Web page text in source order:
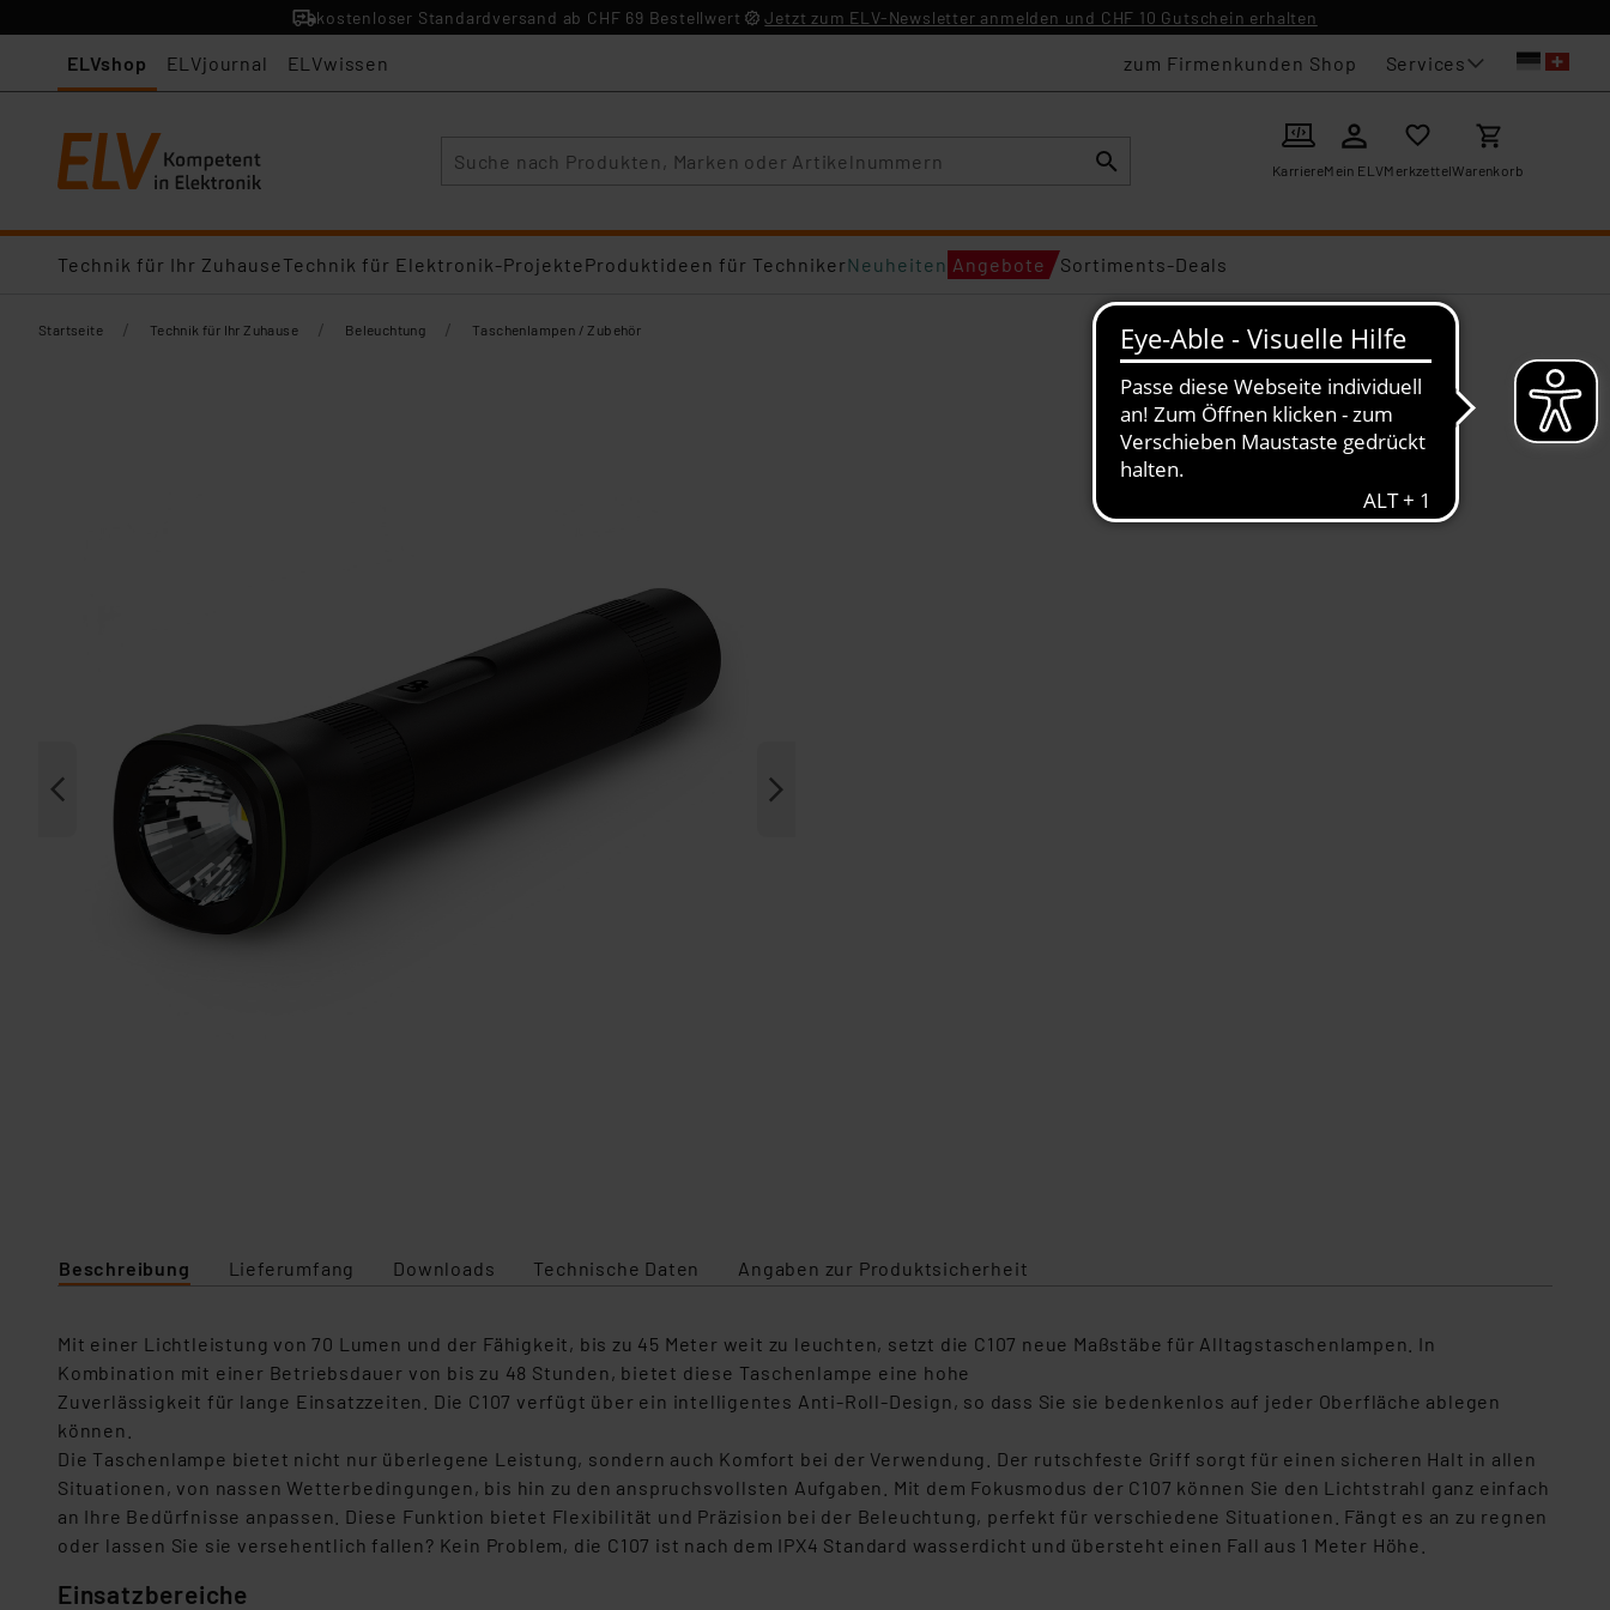
kostenloser Standardversand ab CHF 69 Bestellwert Jetzt zum ELV-Newsletter anmelden und CHF 10 Gutschein erhalten
ELVshop ELVjournal ELVwissen zum Firmenkunden Shop Services
KarriereMein ELVMerkzettelWarenkorb
Technik für Ihr ZuhauseTechnik für Elektronik-ProjekteProduktideen für TechnikerNeuheiten Angebote Sortiments-Deals
Startseite / Technik für Ihr Zuhause / Beleuchtung / Taschenlampen / Zubehör
Beschreibung Lieferumfang Downloads Technische Daten Angaben zur Produktsicherheit
Mit einer Lichtleistung von 70 Lumen und der Fähigkeit, bis zu 45 Meter weit zu leuchten, setzt die C107 neue Maßstäbe für Alltagstaschenlampen. In
Kombination mit einer Betriebsdauer von bis zu 48 Stunden, bietet diese Taschenlampe eine hohe
Zuverlässigkeit für lange Einsatzzeiten. Die C107 verfügt über ein intelligentes Anti-Roll-Design, so dass Sie sie bedenkenlos auf jeder Oberfläche ablegen
können.
Die Taschenlampe bietet nicht nur überlegene Leistung, sondern auch Komfort bei der Verwendung. Der rutschfeste Griff sorgt für einen sicheren Halt in allen
Situationen, von nassen Wetterbedingungen, bis hin zu den anspruchsvollsten Aufgaben. Mit dem Fokusmodus der C107 können Sie den Lichtstrahl ganz einfach
an Ihre Bedürfnisse anpassen. Diese Funktion bietet Flexibilität und Präzision bei der Beleuchtung, perfekt für verschiedene Situationen. Fängt es an zu regnen
oder lassen Sie sie versehentlich fallen? Kein Problem, die C107 ist nach dem IPX4 Standard wasserdicht und übersteht einen Fall aus 1 Meter Höhe.
Einsatzbereiche